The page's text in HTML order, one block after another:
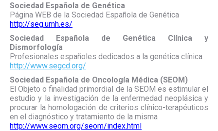
Sociedad Española de Genética
Página WEB de la Sociedad Española de Genética
http://seg.umh.es/
Sociedad Española de Genética Clínica y
Dismorfología
Profesionales españoles dedicados a la genética clínica
http://www.segcd.org/
Sociedad Española de Oncología Médica (SEOM)
El Objeto o finalidad primordial de la SEOM es estimular el
estudio y la investigación de la enfermedad neoplásica y
procurar la homologación de criterios clínico-terapéuticos
en el diagnóstico y tratamiento de la misma
http://www.seom.org/seom/index.html